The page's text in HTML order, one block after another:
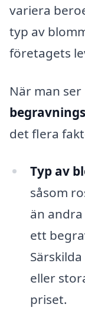
variera
typ av
företagets
När man
det flera
Typ av
såsom
än
ett
eller
priset.